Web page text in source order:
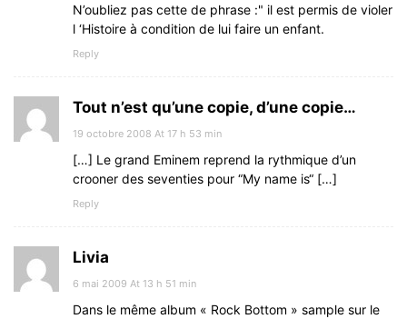
N’oubliez pas cette de phrase :" il est permis de violer
l ‘Histoire à condition de lui faire un enfant.
Reply
Tout n’est qu’une copie, d’une copie…
19 octobre 2008 At 17 h 53 min
[…] Le grand Eminem reprend la rythmique d’un
crooner des seventies pour “My name is“ […]
Reply
Livia
6 mai 2009 At 13 h 51 min
Dans le même album « Rock Bottom » sample sur le